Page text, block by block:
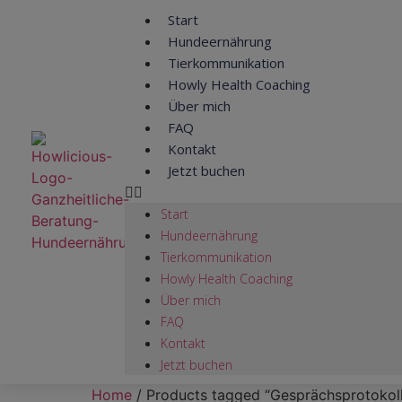
Start
Hundeernährung
Tierkommunikation
Howly Health Coaching
Über mich
FAQ
Kontakt
Jetzt buchen
Start
Hundeernährung
Tierkommunikation
Howly Health Coaching
Über mich
FAQ
Kontakt
Jetzt buchen
Home / Products tagged